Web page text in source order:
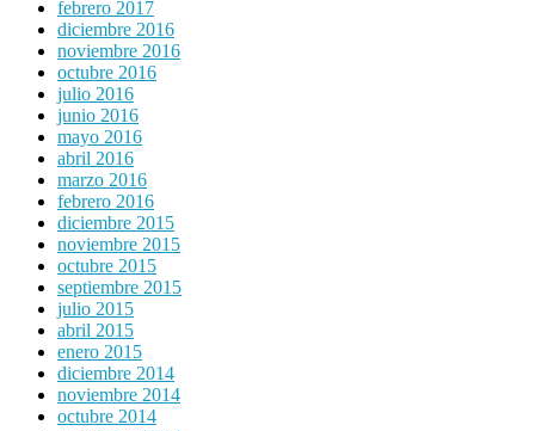
febrero 2017
diciembre 2016
noviembre 2016
octubre 2016
julio 2016
junio 2016
mayo 2016
abril 2016
marzo 2016
febrero 2016
diciembre 2015
noviembre 2015
octubre 2015
septiembre 2015
julio 2015
abril 2015
enero 2015
diciembre 2014
noviembre 2014
octubre 2014